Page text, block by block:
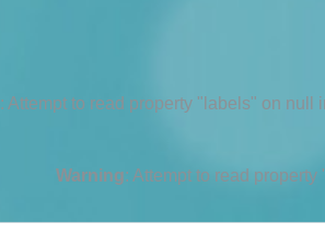
: Attempt to read property "labels" on null
Warning: Attempt to read